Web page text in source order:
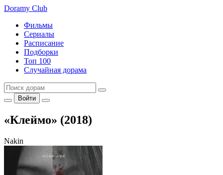
Doramy Club
Фильмы
Сериалы
Расписание
Подборки
Топ 100
Случайная дорама
Войти
«Клеймо» (2018)
Nakin